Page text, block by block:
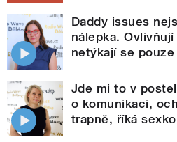
Daddy issues
nálepka.
netýkají se pouze
Jde mi to v
o komunikaci,
trapně, říká